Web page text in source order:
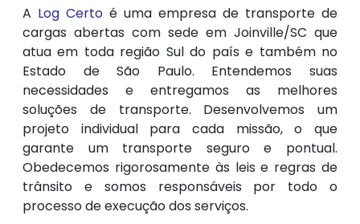
A Log Certo é uma empresa de transporte de
cargas abertas com sede em Joinville/SC que
atua em toda região Sul do país e também no
Estado de São Paulo. Entendemos suas
necessidades e entregamos as melhores
soluções de transporte. Desenvolvemos um
projeto individual para cada missão, o que
garante um transporte seguro e pontual.
Obedecemos rigorosamente às leis e regras de
trânsito e somos responsáveis por todo o
processo de execução dos serviços.